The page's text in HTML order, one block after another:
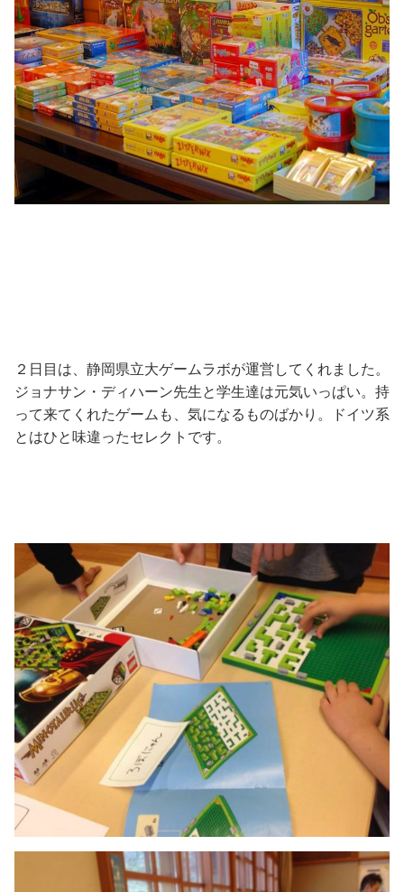
２日目は、静岡県立大ゲームラボが運営してくれました。
ジョナサン・ディハーン先生と学生達は元気いっぱい。持
って来てくれたゲームも、気になるものばかり。ドイツ系
とはひと味違ったセレクトです。